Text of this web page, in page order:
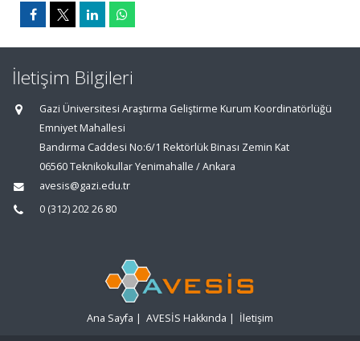
İletişim Bilgileri
Gazi Üniversitesi Araştırma Geliştirme Kurum Koordinatörlüğü
Emniyet Mahallesi
Bandırma Caddesi No:6/1 Rektörlük Binası Zemin Kat
06560 Teknikokullar Yenimahalle / Ankara
avesis@gazi.edu.tr
0 (312) 202 26 80
Ana Sayfa | AVESİS Hakkında | İletişim